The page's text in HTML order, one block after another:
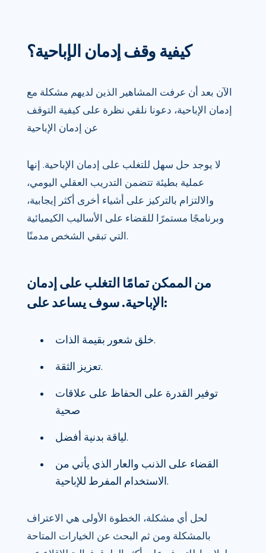
كيفية وقف إدمان الإباحية؟
الآن بعد أن عرفت المشاهير الذين لديهم مشكلة مع
إدمان الإباحية، دعونا نلقي نظرة على كيفية التوقف
عن إدمان الإباحية
لا يوجد حل سهل للتغلب على إدمان الإباحية. إنها
عملية بطيئة تتضمن التدريب العقلي اليومي،
والالتزام بالتركيز على أشياء أخرى أكثر إيجابية،
وبرنامجًا مستمرًا للقضاء على الأساليب الكيميائية
التي تبقي الشخص مدمنًا.
من الممكن تمامًا التغلب على إدمان
الإباحية. سوف يساعد على:
خلق شعور بقيمة الذات.
تعزيز الثقة.
توفير القدرة على الحفاظ على علاقات
صحية
لياقة بدنية أفضل.
القضاء على الذنب والعار الذي يأتي من
الاستخدام المفرط للإباحية.
لحل أي مشكلة، الخطوة الأولى هي الاعتراف
بالمشكلة ومن ثم البحث عن الخيارات المتاحة